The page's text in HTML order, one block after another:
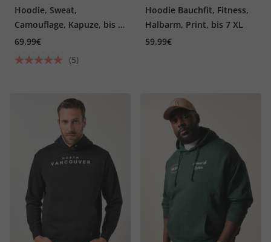
Hoodie, Sweat,
Camouflage, Kapuze, bis 8
XL
69,99€
(5)
Hoodie Bauchfit, Fitness,
Halbarm, Print, bis 7 XL
59,99€